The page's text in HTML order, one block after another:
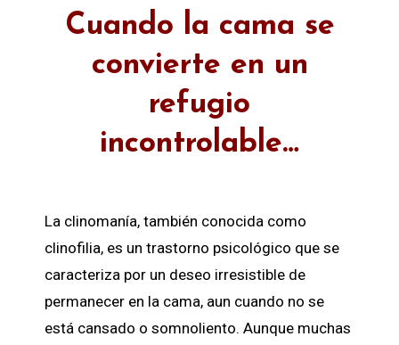
Cuando la cama se
convierte en un
refugio
incontrolable…
La clinomanía, también conocida como
clinofilia, es un trastorno psicológico que se
caracteriza por un deseo irresistible de
permanecer en la cama, aun cuando no se
está cansado o somnoliento. Aunque muchas